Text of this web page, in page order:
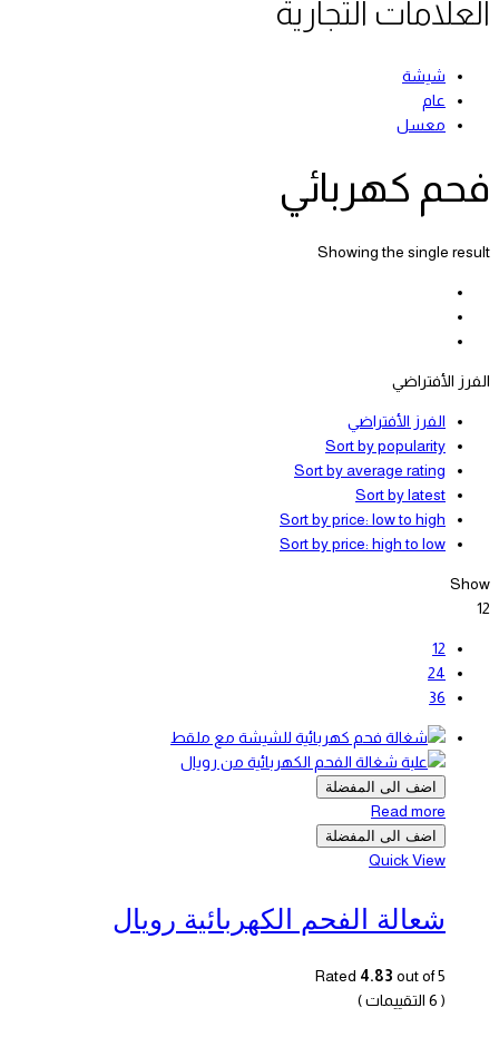
العلامات التجارية
شيشة
عام
معسل
فحم كهربائي
Showing the single result
الفرز الأفتراضي
الفرز الأفتراضي
Sort by popularity
Sort by average rating
Sort by latest
Sort by price: low to high
Sort by price: high to low
Show
12
12
24
36
اضف الى المفضلة
Read more
اضف الى المفضلة
Quick View
شعالة الفحم الكهربائية رويال
Rated 4.83 out of 5
( 6 التقييمات )